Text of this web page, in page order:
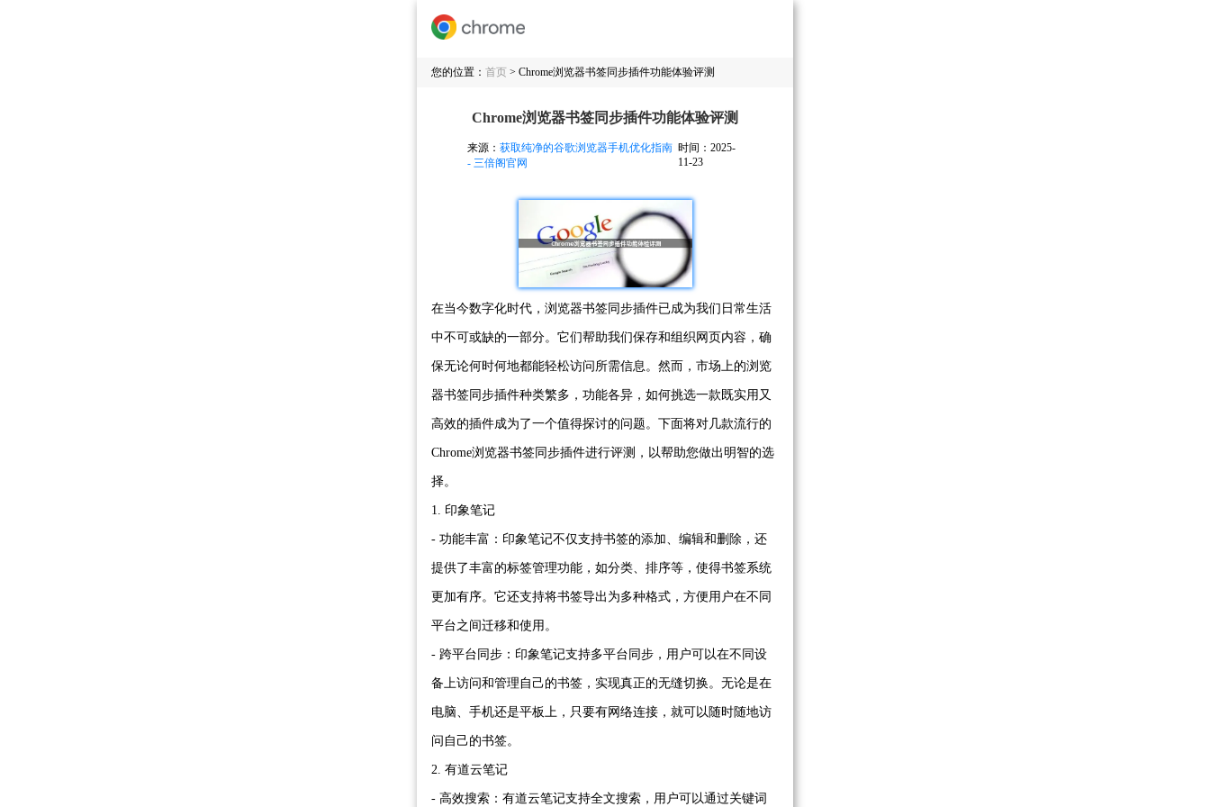
您的位置： 首页 > Chrome浏览器书签同步插件功能体验评测
Chrome浏览器书签同步插件功能体验评测
来源： 获取纯净的谷歌浏览器手机优化指南
- 三倍阁官网
时间：2025-
11-23
在当今数字化时代，浏览器书签同步插件已成为我们日常生活
中不可或缺的一部分。它们帮助我们保存和组织网页内容，确
保无论何时何地都能轻松访问所需信息。然而，市场上的浏览
器书签同步插件种类繁多，功能各异，如何挑选一款既实用又
高效的插件成为了一个值得探讨的问题。下面将对几款流行的
Chrome浏览器书签同步插件进行评测，以帮助您做出明智的选
择。
1. 印象笔记
- 功能丰富：印象笔记不仅支持书签的添加、编辑和删除，还
提供了丰富的标签管理功能，如分类、排序等，使得书签系统
更加有序。它还支持将书签导出为多种格式，方便用户在不同
平台之间迁移和使用。
- 跨平台同步：印象笔记支持多平台同步，用户可以在不同设
备上访问和管理自己的书签，实现真正的无缝切换。无论是在
电脑、手机还是平板上，只要有网络连接，就可以随时随地访
问自己的书签。
2. 有道云笔记
- 高效搜索：有道云笔记支持全文搜索，用户可以通过关键词